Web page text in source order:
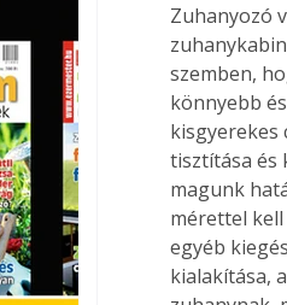
Zuhanyozó
szemben,
könnyebb
kisgyerekes
tisztítása és
magunk
mérettel
egyéb
kialakítása,